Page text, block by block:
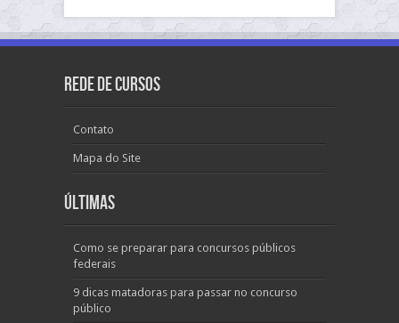
Rede de Cursos
Contato
Mapa do Site
Últimas
Como se preparar para concursos públicos
federais
9 dicas matadoras para passar no concurso
público